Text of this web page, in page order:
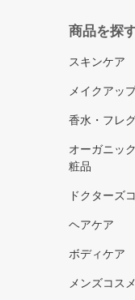
商品を探
スキンケア
メイクアッ
香水・フレ
オーガニッ
粧品
ドクターズ
ヘアケア
ボディケア
メンズコス